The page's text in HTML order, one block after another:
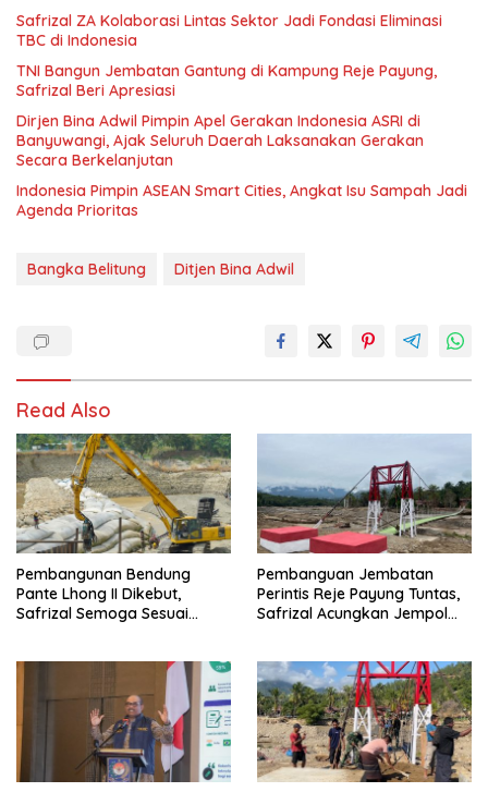
Safrizal ZA Kolaborasi Lintas Sektor Jadi Fondasi Eliminasi
TBC di Indonesia
TNI Bangun Jembatan Gantung di Kampung Reje Payung,
Safrizal Beri Apresiasi
Dirjen Bina Adwil Pimpin Apel Gerakan Indonesia ASRI di
Banyuwangi, Ajak Seluruh Daerah Laksanakan Gerakan
Secara Berkelanjutan
Indonesia Pimpin ASEAN Smart Cities, Angkat Isu Sampah Jadi
Agenda Prioritas
Bangka Belitung Ditjen Bina Adwil
Read Also
Pembangunan Bendung
Pante Lhong II Dikebut,
Safrizal Semoga Sesuai
Pembanguan Jembatan
Perintis Reje Payung Tuntas,
Safrizal Acungkan Jempol